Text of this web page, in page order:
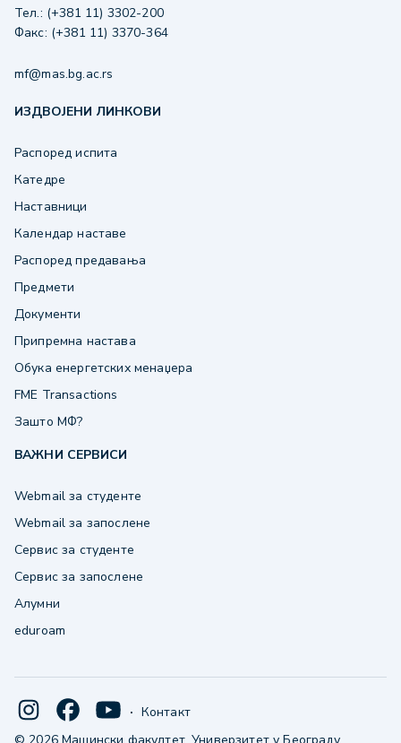
Тел.: (+381 11) 3302-200
Факс: (+381 11) 3370-364
mf@mas.bg.ac.rs
ИЗДВОЈЕНИ ЛИНКОВИ
Распоред испита
Катедре
Наставници
Календар наставе
Распоред предавања
Предмети
Документи
Припремна настава
Обука енергетских менаџера
FME Transactions
Зашто МФ?
ВАЖНИ СЕРВИСИ
Webmail за студенте
Webmail за запослене
Сервис за студенте
Сервис за запослене
Алумни
eduroam
· Контакт